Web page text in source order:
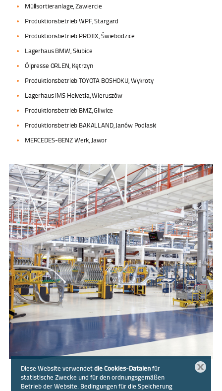
Müllsortieranlage, Zawiercie
Produktionsbetrieb WPF, Stargard
Produktionsbetrieb PROTIX, Świebodzice
Lagerhaus BMW, Słubice
Ölpresse ORLEN, Kętrzyn
Produktionsbetrieb TOYOTA BOSHOKU, Wykroty
Lagerhaus IMS Helvetia, Wieruszów
Produktionsbetrieb BMZ, Gliwice
Produktionsbetrieb BAKALLAND, Janów Podlaski
MERCEDES-BENZ Werk, Jawor
Schließen
Diese Website verwendetdie Cookies-Dataienfür
statistische Zwecke und für den ordnungsgemäßen
Betrieb der Website. Bedingungen für die Speicherung